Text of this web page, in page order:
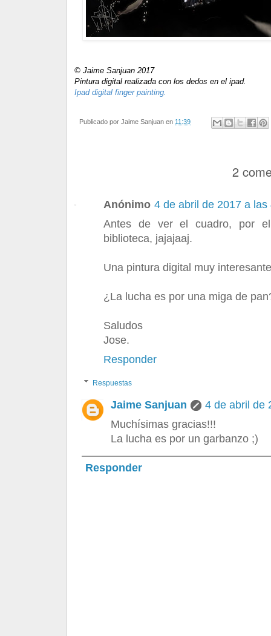
© Jaime Sanjuan 2017
Pintura digital realizada con los dedos en el ipad.
Ipad digital finger painting.
Publicado por Jaime Sanjuan en 11:39
2
Anónimo 4 de abril de 2017 a las
Antes de ver el cuadro, por
biblioteca, jajajaaj.
Una pintura digital muy
¿La lucha es por una miga de
Saludos
Jose.
Responder
Respuestas
Jaime Sanjuan
4 de abril de
Muchísimas gracias!!!
La lucha es por un garbanzo ;)
Responder